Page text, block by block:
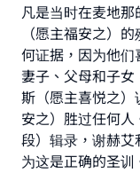
凡是当时在麦地
（愿主福安之）
何证据，因为他
妻子、父母和子
斯（愿主喜悦之
安之）胜过任何
段）辑录，谢赫
为这是正确的圣训
Make an
with
Your